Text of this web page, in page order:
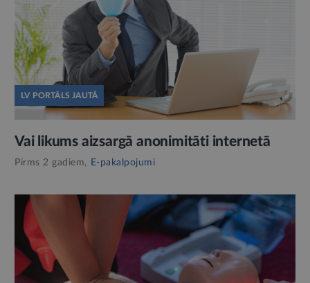
LV PORTĀLS JAUTĀ
Vai likums aizsargā anonimitāti internetā
Pirms 2 gadiem, E-pakalpojumi